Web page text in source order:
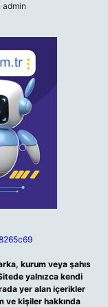
admin
kurum veya şahıs
yalnızca kendi
yer alan içerikler
ve kişiler hakkında